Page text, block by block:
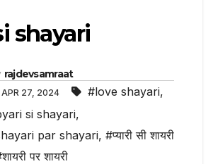
shayari
rajdevsamraat
APR 27, 2024 #love shayari,
si shayari,
par shayari, #प्यारी सी शायरी
पर शायरी